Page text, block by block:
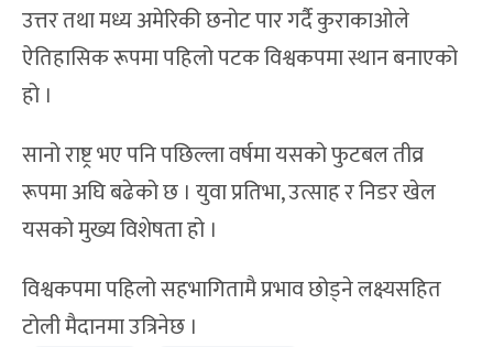
उत्तर तथा मध्य अमेरिकी छनोट पार गर्दै कुराकाओले
ऐतिहासिक रूपमा पहिलो पटक विश्वकपमा स्थान बनाएको
हो ।
सानो राष्ट्र भए पनि पछिल्ला वर्षमा यसको फुटबल तीव्र
रूपमा अघि बढेको छ । युवा प्रतिभा, उत्साह र निडर खेल
यसको मुख्य विशेषता हो ।
विश्वकपमा पहिलो सहभागितामै प्रभाव छोड्ने लक्ष्यसहित
टोली मैदानमा उत्रिनेछ ।